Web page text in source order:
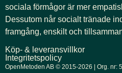
sociala förmågor är mer
Dessutom når socialt tränade
framgång, enskilt och
Köp- & leveransvillkor
Integritetspolicy
OpenMetoden AB © 2015-2026 | Org. nr: